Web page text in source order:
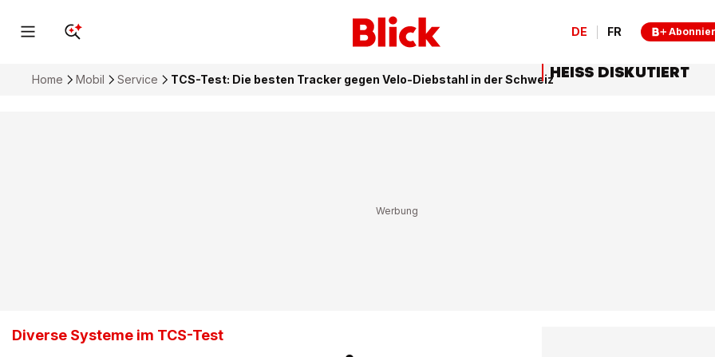
DE FR
Home Mobil Service TCS-Test: Die besten Tracker gegen Velo-Diebstahl in der Schweiz
Diverse Systeme im TCS-Test
HEISS DISKUTIERT